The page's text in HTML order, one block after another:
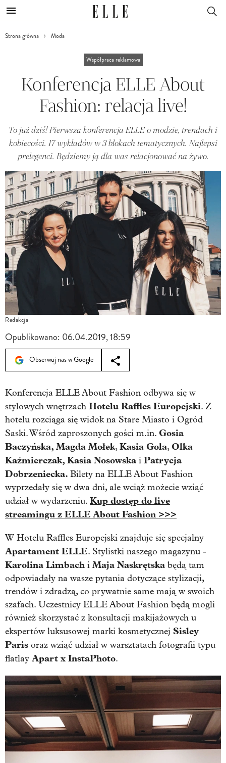
Strona główna Moda
Współpraca reklamowa
Konferencja ELLE About
Fashion: relacja live!
To już dziś! Pierwsza konferencja ELLE o modzie, trendach i
kobiecości. 17 wykładów w 3 blokach tematycznych. Najlepsi
prelegenci. Będziemy ją dla was relacjonować na żywo.
Redakcja
Opublikowano: 06.04.2019, 18:59
Obserwuj nas w Google
Konferencja ELLE About Fashion odbywa się w
stylowych wnętrzach Hotelu Raffles Europejski. Z
hotelu rozciąga się widok na Stare Miasto i Ogród
Saski. Wśród zaproszonych gości m.in. Gosia
Baczyńska, Magda Mołek,Kasia Gola, Olka
Kaźmierczak, Kasia Nosowska i Patrycja
Dobrzeniecka. Bilety na ELLE About Fashion
wyprzedały się w dwa dni, ale wciąż możecie wziąć
udział w wydarzeniu. Kup dostęp do live
streamingu z ELLE About Fashion >>>
W Hotelu Raffles Europejski znajduje się specjalny
Apartament ELLE. Stylistki naszego magazynu -
Karolina Limbach i Maja Naskrętska będą tam
odpowiadały na wasze pytania dotyczące stylizacji,
trendów i zdradzą, co prywatnie same mają w swoich
szafach. Uczestnicy ELLE About Fashion będą mogli
również skorzystać z konsultacji makijażowych u
ekspertów luksusowej marki kosmetycznej Sisley
Paris oraz wziąć udział w warsztatach fotografii typu
flatlay Apart x InstaPhoto.